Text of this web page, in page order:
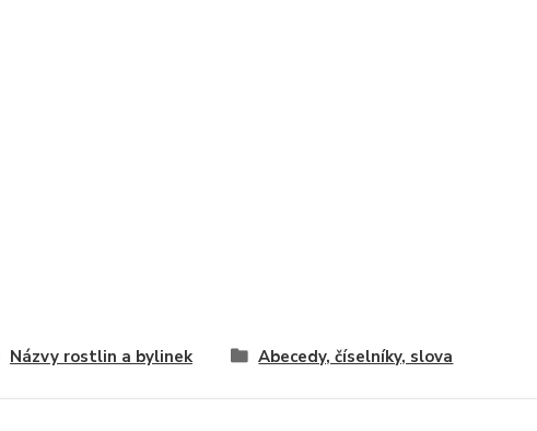
Názvy rostlin a bylinek
Abecedy, číselníky, slova